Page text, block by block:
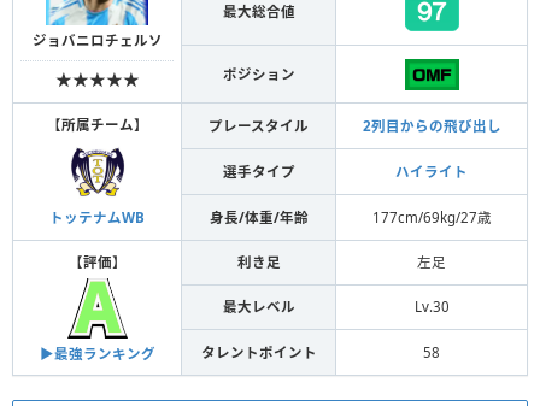
ジョバニロチェルソ
★★★★★
最大総合値
ポジション
【所属チーム】
トッテナムWB
プレースタイル 2列目からの飛び出し
選手タイプ ハイライト
身長/体重/年齢 177cm/69kg/27歳
【評価】
▶︎最強ランキング
利き足 左足
最大レベル Lv.30
タレントポイント 58